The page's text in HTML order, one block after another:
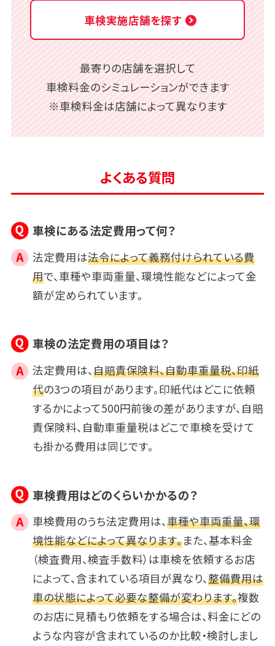
車検実施店舗を探す
最寄りの店舗を選択して
車検料金のシミュレーションができます
※車検料金は店舗によって異なります
よくある質問
車検にある法定費用って何？
法定費用は法令によって義務付けられている費
用で、車種や車両重量、環境性能などによって金
額が定められています。
車検の法定費用の項目は？
法定費用は、自賠責保険料、自動車重量税、印紙
代の3つの項目があります。印紙代はどこに依頼
するかによって500円前後の差がありますが、自賠
責保険料、自動車重量税はどこで車検を受けて
も掛かる費用は同じです。
車検費用はどのくらいかかるの？
車検費用のうち法定費用は、車種や車両重量、環
境性能などによって異なります。また、基本料金
（検査費用、検査手数料）は車検を依頼するお店
によって、含まれている項目が異なり、整備費用は
車の状態によって必要な整備が変わります。複数
のお店に見積もり依頼をする場合は、料金にどの
ような内容が含まれているのか比較・検討しまし